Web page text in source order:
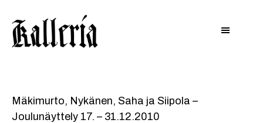
pääsisältöön
alatunnisteeseen
Mäkimurto, Nykänen, Saha ja Siipola –
Joulunäyttely 17. – 31.12.2010